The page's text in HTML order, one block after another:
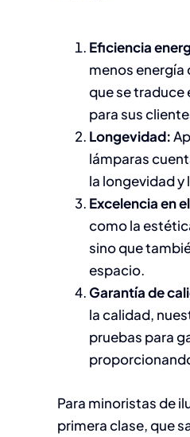
Eficiencia
menos energía
que se traduce
para sus
Longevidad:
lámparas
la longevidad y
Excelencia en
como la
sino que
espacio.
Garantía de
la calidad,
pruebas para
Para minoristas de
primera clase, que